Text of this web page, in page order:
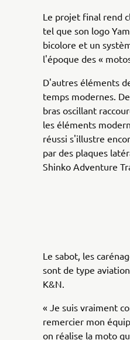
Le projet final rend
tel que son logo
bicolore et un
l'époque des «
D'autres éléments
temps modernes.
bras oscillant
les éléments
réussi s'illustre
par des plaques
Shinko Adventure
Le sabot, les
sont de type
K&N.
« Je suis vraiment
remercier mon
on réalise la moto